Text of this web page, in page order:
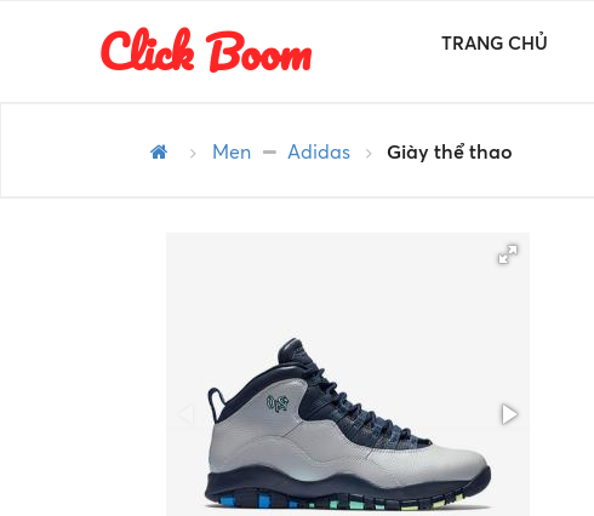
Click Boom TRANG CHỦ
Men Adidas Giày thể thao